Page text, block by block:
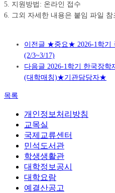
5. 지원방법: 온라인 접수
6. 그외 자세한 내용은 붙임 파일 참
이전글 ★중요★ 2026-1학기
(2/3~3/17)
다음글 2026-1학기 한국장학
(대학매칭)★기관담당자★
목록
개인정보처리방침
교목실
국제교류센터
민석도서관
학생생활관
대학정보공시
대학요람
예결산공고